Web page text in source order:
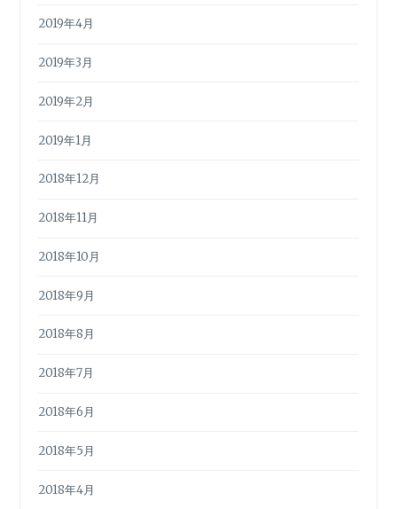
2019年4月
2019年3月
2019年2月
2019年1月
2018年12月
2018年11月
2018年10月
2018年9月
2018年8月
2018年7月
2018年6月
2018年5月
2018年4月